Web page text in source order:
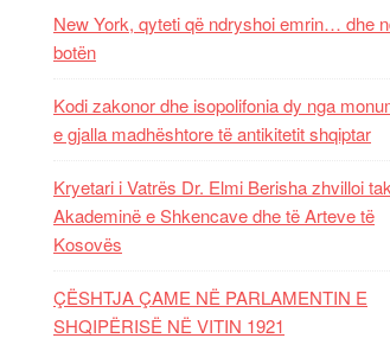
New York, qyteti që ndryshoi emrin… dhe
botën
Kodi zakonor dhe isopolifonia dy nga
e gjalla madhështore të antikitetit shqiptar
Kryetari i Vatrës Dr. Elmi Berisha zhvilloi
Akademinë e Shkencave dhe të Arteve të
Kosovës
ÇËSHTJA ÇAME NË PARLAMENTIN E
SHQIPËRISË NË VITIN 1921